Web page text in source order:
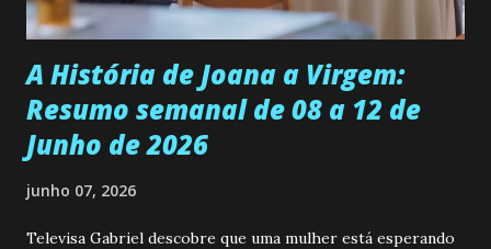
Durante um exame ginecológico, ela é inseminada por eng...
A História de Joana a Virgem:
Resumo semanal de 08 a 12 de
Junho de 2026
junho 07, 2026
Televisa Gabriel descobre que uma mulher está esperando